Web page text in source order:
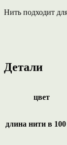
Нить подходит
Детали
цвет
длина нити в 100